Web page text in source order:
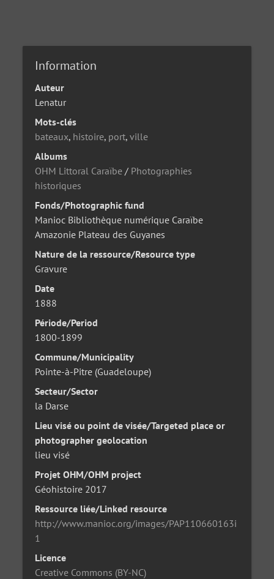
Information
Auteur
Lenatur
Mots-clés
bateaux, histoire, port,ville
Albums
OHM Littoral Caraïbe / Photographies
historiques
Fonds/Photographic fund
Manioc Bibliothèque numérique Caraïbe
Amazonie Plateau des Guyanes
Nature de la ressource/Resource type
Gravure
Date
1888
Période/Period
1800-1899
Commune/Municipality
Pointe-à-Pitre (Guadeloupe)
Secteur/Sector
la Darse
Lieu visé ou point de visée/Targeted place or
photographer geolocation
lieu visé
Projet OHM/OHM project
Géohistoire 2017
Ressource liée/Linked resource
http://www.manioc.org/images/PAP110660163i
1
Licence
Creative Commons (BY-NC)